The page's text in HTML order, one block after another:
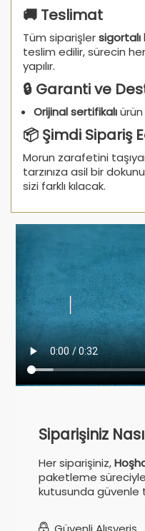
🚚 Teslimat
Tüm siparişlersigortalı
teslim edilir, sürecin
yapılır.
🔒 Garanti ve
Orijinal sertifikalıürün
📦 Şimdi Sipariş
Morun zarafetini
tarzınıza asil bir
sizi farklı kılacak.
Siparişiniz
Her siparişiniz,
paketleme süreciyle
kutusunda güvenle